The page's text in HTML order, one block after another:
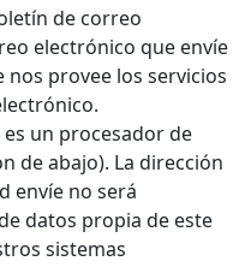
de correo
electrónico que envíe
provee los servicios
un procesador de
de abajo). La dirección
envíe no será
datos propia de este
sistemas